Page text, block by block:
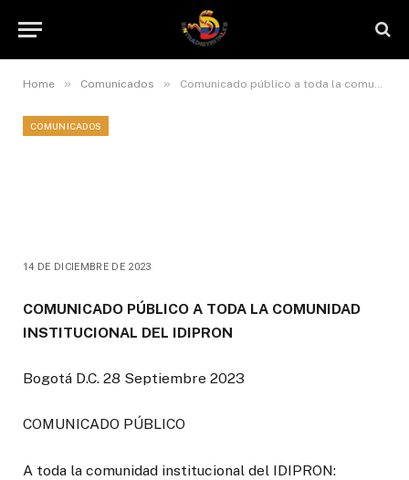
Home » Comunicados » Comunicado público a toda la comunidad institucional del IDIPRON
COMUNICADOS
14 DE DICIEMBRE DE 2023
COMUNICADO PÚBLICO A TODA LA COMUNIDAD
INSTITUCIONAL DEL IDIPRON
Bogotá D.C. 28 Septiembre 2023
COMUNICADO PÚBLICO
A toda la comunidad institucional del IDIPRON: